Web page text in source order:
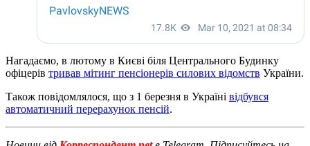
Нагадаємо, в лютому в Києві біля Центрального Будинку
офіцерів тривав мітинг пенсіонерів силових відомств України.
Також повідомлялося, що з 1 березня в Україні відбувся
автоматичний перерахунок пенсій.